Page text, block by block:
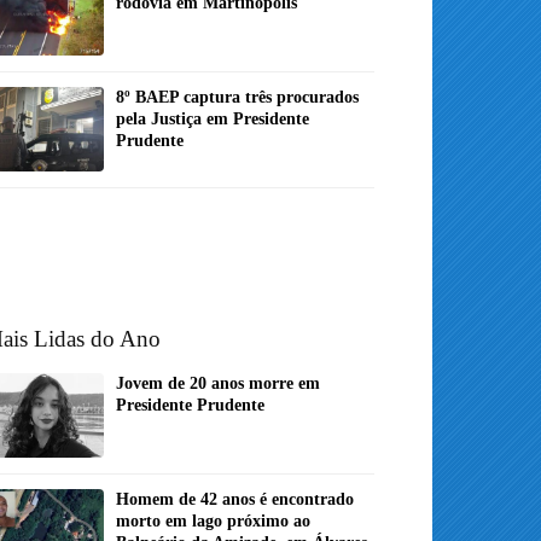
8º BAEP captura três procurados
pela Justiça em Presidente
Prudente
Lidas do Ano
Jovem de 20 anos morre em
Presidente Prudente
Homem de 42 anos é encontrado
morto em lago próximo ao